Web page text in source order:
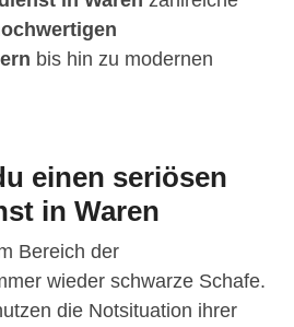
bis hin zu modernen
einen seriösen
in Waren
Bereich der
wieder schwarze Schafe.
die Notsituation ihrer